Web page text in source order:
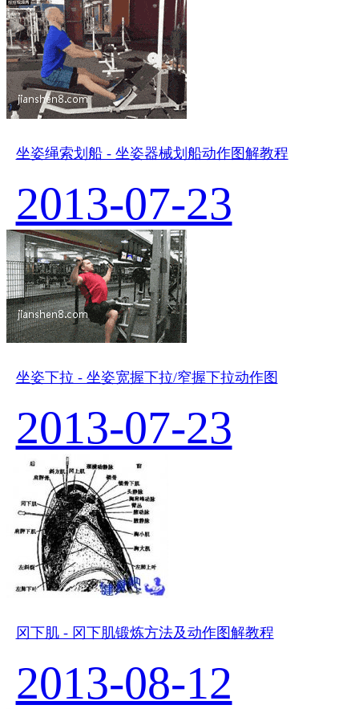
坐姿绳索划船 - 坐姿器械划船动作图解教程
2013-07-23
坐姿下拉 - 坐姿宽握下拉/窄握下拉动作图
2013-07-23
冈下肌 - 冈下肌锻炼方法及动作图解教程
2013-08-12